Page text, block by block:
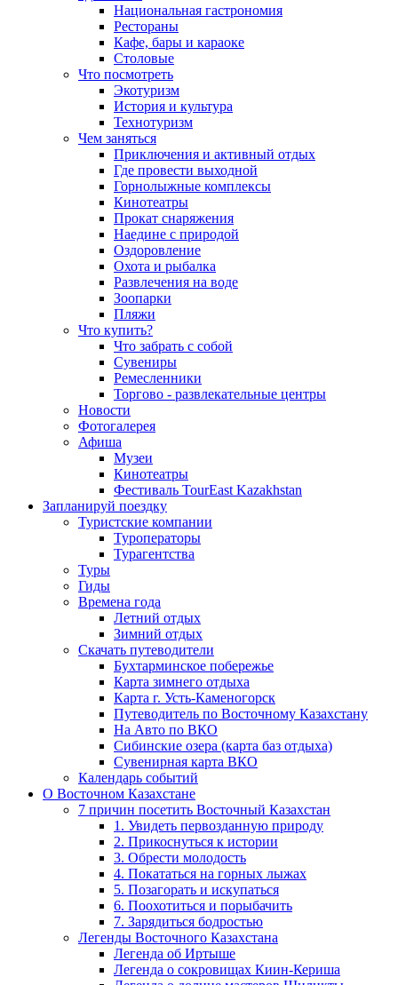
Национальная гастрономия
Рестораны
Кафе, бары и караоке
Столовые
Что посмотреть
Экотуризм
История и культура
Технотуризм
Чем заняться
Приключения и активный отдых
Где провести выходной
Горнолыжные комплексы
Кинотеатры
Прокат снаряжения
Наедине с природой
Оздоровление
Охота и рыбалка
Развлечения на воде
Зоопарки
Пляжи
Что купить?
Что забрать с собой
Сувениры
Ремесленники
Торгово - развлекательные центры
Новости
Фотогалерея
Афиша
Музеи
Кинотеатры
Фестиваль TourEast Kazakhstan
Запланируй поездку
Туристские компании
Туроператоры
Турагентства
Туры
Гиды
Времена года
Летний отдых
Зимний отдых
Скачать путеводители
Бухтарминское побережье
Карта зимнего отдыха
Карта г. Усть-Каменогорск
Путеводитель по Восточному Казахстану
На Авто по ВКО
Сибинские озера (карта баз отдыха)
Сувенирная карта ВКО
Календарь событий
О Восточном Казахстане
7 причин посетить Восточный Казахстан
1. Увидеть первозданную природу
2. Прикоснуться к истории
3. Обрести молодость
4. Покататься на горных лыжах
5. Позагорать и искупаться
6. Поохотиться и порыбачить
7. Зарядиться бодростью
Легенды Восточного Казахстана
Легенда об Иртыше
Легенда о сокровищах Киин-Кериша